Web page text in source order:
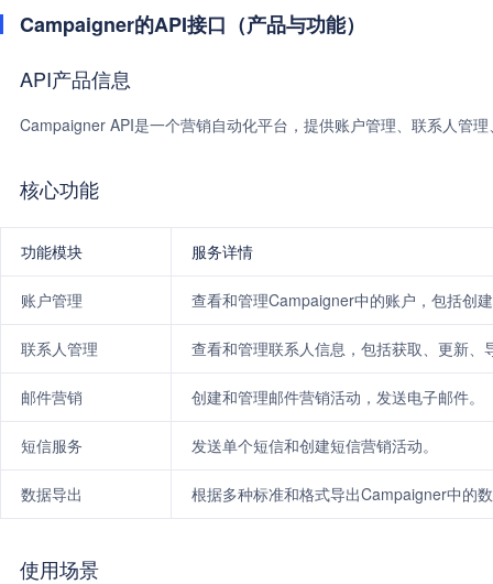
Campaigner的API接口（产品与功能）
API产品信息
Campaigner API是一个营销自动化平台，提供账户管理、联系人管
核心功能
功能模块 服务详情
账户管理 查看和管理Campaigner中的账户，包括创
联系人管理 查看和管理联系人信息，包括获取、更新、
邮件营销 创建和管理邮件营销活动，发送电子邮件。
短信服务 发送单个短信和创建短信营销活动。
数据导出 根据多种标准和格式导出Campaigner中的
使用场景